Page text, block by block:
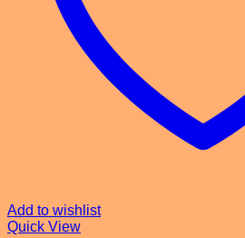
Add to wishlist
Quick View